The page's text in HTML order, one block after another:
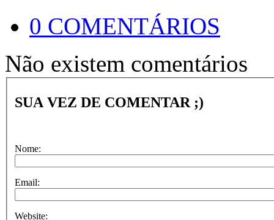
0 COMENTÁRIOS
Não existem comentários
SUA VEZ DE COMENTAR ;)
Nome:
Email:
Website: